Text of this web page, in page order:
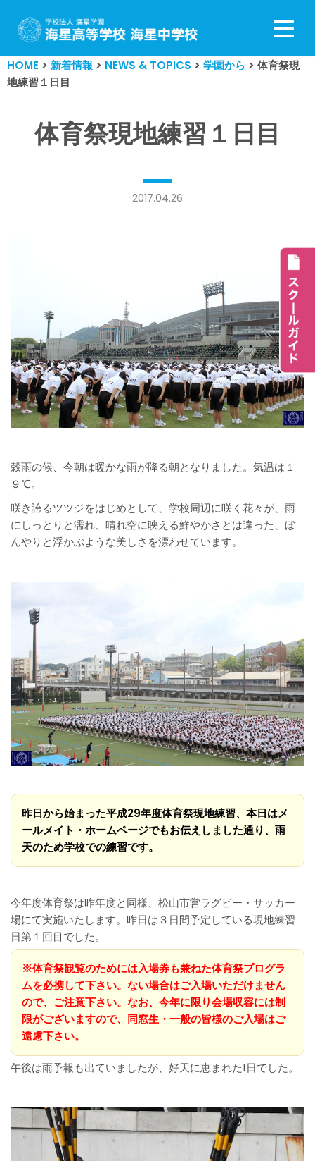
コ
ン
テ
ン
HOME > 新着情報 > NEWS & TOPICS > 学園から > 体育祭現
地練習１日目
体育祭現地練習１日目
2017.04.26
穀雨の候、今朝は暖かな雨が降る朝となりました。気温は１
９℃。
咲き誇るツツジをはじめとして、学校周辺に咲く花々が、雨
にしっとりと濡れ、晴れ空に映える鮮やかさとは違った、ぼ
んやりと浮かぶような美しさを漂わせています。
昨日から始まった平成29年度体育祭現地練習、本日はメ
ールメイト・ホームページでもお伝えしました通り、雨
天のため学校での練習です。
今年度体育祭は昨年度と同様、松山市営ラグビー・サッカー
場にて実施いたします。昨日は３日間予定している現地練習
日第１回目でした。
※体育祭観覧のためには入場券も兼ねた体育祭プログラ
ムを必携して下さい。ない場合はご入場いただけません
ので、ご注意下さい。なお、今年に限り会場収容には制
限がございますので、同窓生・一般の皆様のご入場はご
遠慮下さい。
午後は雨予報も出ていましたが、好天に恵まれた1日でした。